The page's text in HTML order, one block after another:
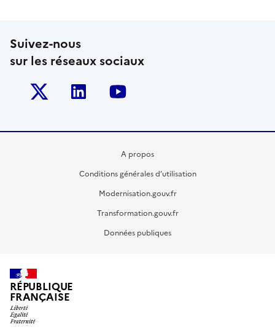
Suivez-nous
sur les réseaux sociaux
Twitter-x Linkedin
A propos
Conditions générales d’utilisation
Modernisation.gouv.fr
Transformation.gouv.fr
Données publiques
RÉPUBLIQUE
FRANÇAISE